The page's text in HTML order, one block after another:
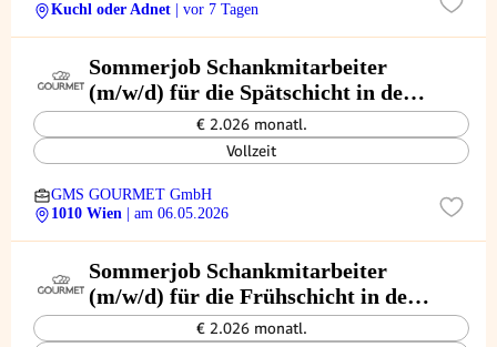
Kuchl oder Adnet
| vor 7 Tagen
Sommerjob Schankmitarbeiter
(m/w/d) für die Spätschicht in der
Opernlounge€ 2.026 monatl.
Vollzeit
GMS GOURMET GmbH
1010 Wien
| am 06.05.2026
Sommerjob Schankmitarbeiter
(m/w/d) für die Frühschicht in der
Opernlounge€ 2.026 monatl.